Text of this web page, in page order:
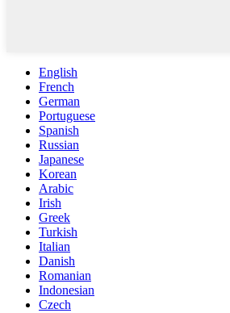
English
French
German
Portuguese
Spanish
Russian
Japanese
Korean
Arabic
Irish
Greek
Turkish
Italian
Danish
Romanian
Indonesian
Czech